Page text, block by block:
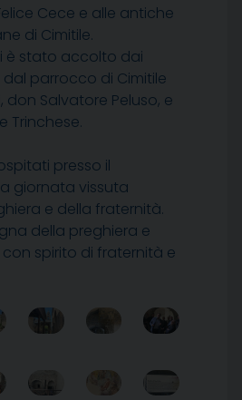
Cece e alle antiche
di Cimitile.
è stato accolto dai
parrocco di Cimitile
don Salvatore Peluso, e
Trinchese.
presso il
giornata vissuta
e della fraternità.
della preghiera e
spirito di fraternità e